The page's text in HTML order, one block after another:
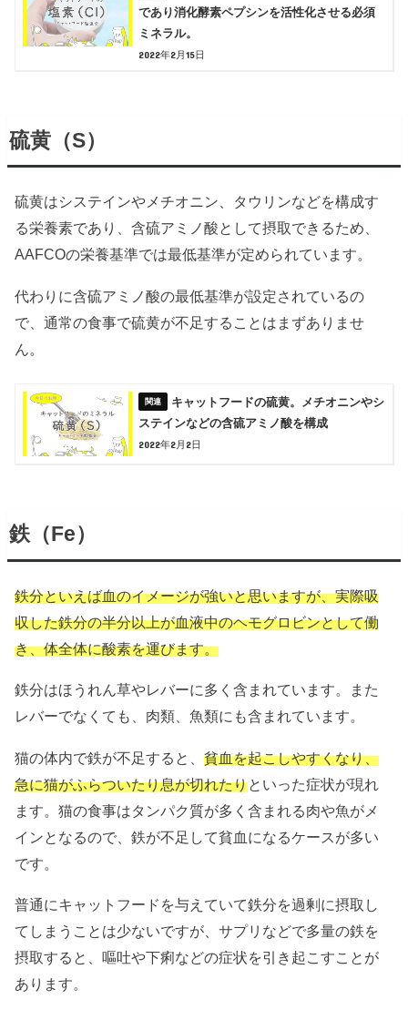
であり消化酵素ペプシンを活性化させる必須
ミネラル。
2022年2月15日
硫黄（S）
硫黄はシステインやメチオニン、タウリンなどを構成す
る栄養素であり、含硫アミノ酸として摂取できるため、
AAFCOの栄養基準では最低基準が定められています。
代わりに含硫アミノ酸の最低基準が設定されているの
で、通常の食事で硫黄が不足することはまずありませ
ん。
キャットフードの硫黄。メチオニンやシ
ステインなどの含硫アミノ酸を構成
2022年2月2日
鉄（Fe）
鉄分といえば血のイメージが強いと思いますが、実際吸
収した鉄分の半分以上が血液中のヘモグロビンとして働
き、体全体に酸素を運びます。
鉄分はほうれん草やレバーに多く含まれています。また
レバーでなくても、肉類、魚類にも含まれています。
猫の体内で鉄が不足すると、貧血を起こしやすくなり、
急に猫がふらついたり息が切れたりといった症状が現れ
ます。猫の食事はタンパク質が多く含まれる肉や魚がメ
インとなるので、鉄が不足して貧血になるケースが多い
です。
普通にキャットフードを与えていて鉄分を過剰に摂取し
てしまうことは少ないですが、サプリなどで多量の鉄を
摂取すると、嘔吐や下痢などの症状を引き起こすことが
あります。